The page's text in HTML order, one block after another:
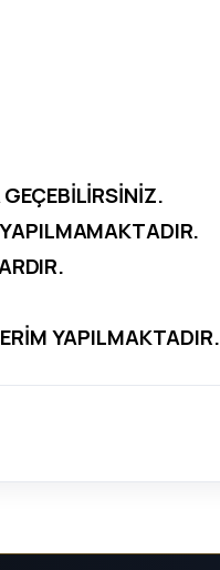
YAPILMAKTADIR.